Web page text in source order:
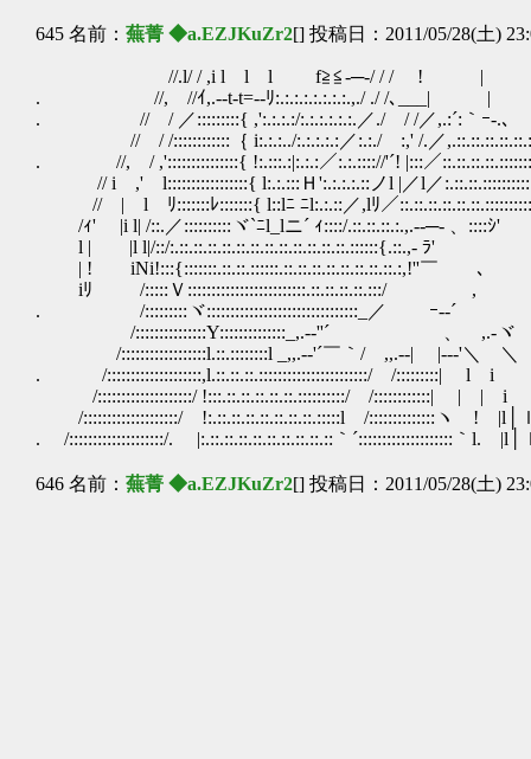
645 名前： 蕪菁 ◆a.EZJKuZr2[] 投稿日：2011/05/28(土)
//.l/ / ,i l l l f≧≦-─‐/ / / ! |
. //, //ｲ,.-‐t-t=-‐ﾘ:.:.:.:.:.:.:.:.,./ ./ /､___| |
. // / ／:::::::::{ ,':.:.:.:/:.:.:.:.:.:.／./ / /／,.:´:｀ｰ-.､
// / /::::::::::::｛ i:.:.:../:.:.:.:.:／:.:./ :,' /.／
. //, / ,':::::::::::::::{ !:.:::.:|:.:.:／:.:.:::://'´! |:::／
// i ,' l:::::::::::::::::{ l:.:.:::Ｈ':.:.:.:.::ノl |／l／
// | l ﾘ:::::::ﾚ:::::::{ l::lﾆ ﾆl:.:.::／,lﾘ／
/ｨ' |i l| /::.／::::::::::ヾ`ﾆl_lニ´ ｨ::::/.::.::.::.:.,.-
l | |l l|/::/:.::.::.::.::.::.::.::.::.::.::.::.::.::::::{.::.,- ﾗ'
| ! iNi!:::{:::::::.::.::.::::::.::.::.::.::.::.::.::.::.:,!''￣ 、
iﾘ /:::::Ｖ:::::::::::::::::::::::::.::.::.::.::.:::/ ,
. /:::::::::ヾ::::::::::::::::::::::::::::::::_／ ｰ-‐´
/:::::::::::::::Y::::::::::::::_,.-‐''´ 、 ,.-ヾ
/::::::::::::::::::l.::.::::::::l _,,.-‐'´￣｀/ ,,.-‐| |--‐'＼ ＼
. /::::::::::::::::::::,l.::.::.::.:::::::::::::::::::::::/ /:::::::::|
/::::::::::::::::::::/ !:::.::.::.::.::.::.::::::::::/ /::::::::::::| | | i
/::::::::::::::::::::/ !:.::.::.::.::.::.::.::.:::::l /::::::::::::::ヽ ! |l│
. /::::::::::::::::::::/. |:.::.::.::.::.::.::.::.::.::｀´::::::::::::::::::::｀l.
646 名前： 蕪菁 ◆a.EZJKuZr2[] 投稿日：2011/05/28(土)